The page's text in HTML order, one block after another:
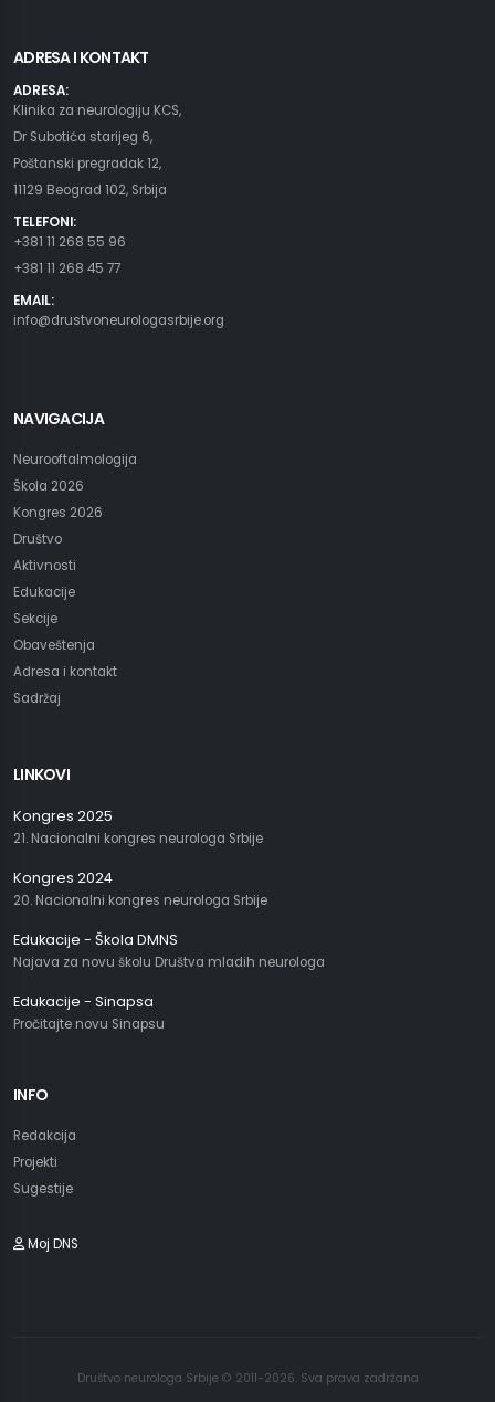
ADRESA I KONTAKT
ADRESA:
Klinika za neurologiju KCS,
Dr Subotića starijeg 6,
Poštanski pregradak 12,
11129 Beograd 102, Srbija
TELEFONI:
+381 11 268 55 96
+381 11 268 45 77
EMAIL:
info@drustvoneurologasrbije.org
NAVIGACIJA
Neurooftalmologija
Škola 2026
Kongres 2026
Društvo
Aktivnosti
Edukacije
Sekcije
Obaveštenja
Adresa i kontakt
Sadržaj
LINKOVI
Kongres 2025
21. Nacionalni kongres neurologa Srbije
Kongres 2024
20. Nacionalni kongres neurologa Srbije
Edukacije - Škola DMNS
Najava za novu školu Društva mladih neurologa
Edukacije - Sinapsa
Pročitajte novu Sinapsu
INFO
Redakcija
Projekti
Sugestije
Moj DNS
Društvo neurologa Srbije © 2011-2026. Sva prava zadržana